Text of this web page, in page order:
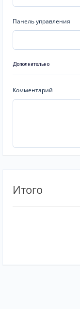
Панель управления
Дополнительно
Комментарий
Итого